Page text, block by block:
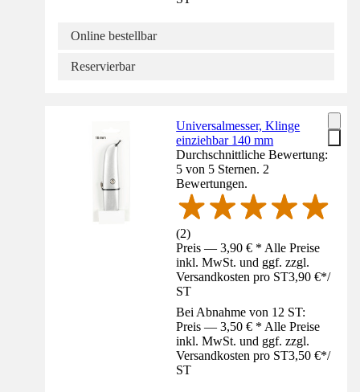
Online bestellbar
Reservierbar
Universalmesser, Klinge
einziehbar 140 mm
Durchschnittliche Bewertung:
5 von 5 Sternen. 2
Bewertungen.
(2)
Preis — 3,90 € * Alle Preise
inkl. MwSt. und ggf. zzgl.
Versandkosten pro ST3,90 €*/
ST
Bei Abnahme von 12 ST:
Preis — 3,50 € * Alle Preise
inkl. MwSt. und ggf. zzgl.
Versandkosten pro ST3,50 €*/
ST